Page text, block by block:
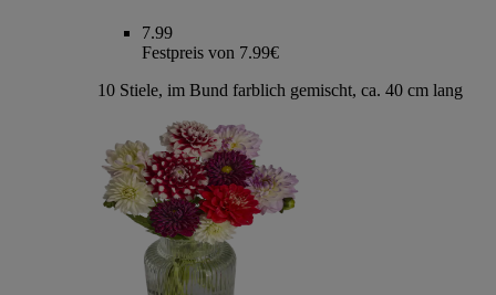
7.99
Festpreis von 7.99€
10 Stiele, im Bund farblich gemischt, ca. 40 cm lang